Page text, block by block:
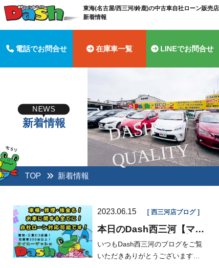
東海(名古屋/西三河/鈴鹿)の中古車自社ローン販売
新着情報
電話でお問合せ 在庫車一覧 LINEでお問合せ
D
A
S
H
Q
U
A
LI
T
Y
NEWS
新着情報
TOP 新着情報
2023.06.15 西三河店ブログ
本日のDash西三河【マイ
カーダッシュ】【自社ロ
ーン】【ドライガーデン
が登場♪】
いつもDash西三河のブログをご覧
いただきありがとうございます！